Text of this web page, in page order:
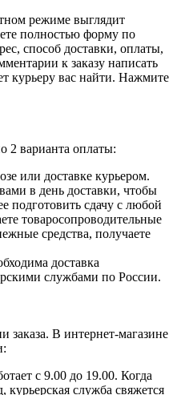
режиме выглядит
полностью форму по
способ доставки, оплаты,
к заказу написать
курьеру вас найти. Нажмите
2 варианта оплаты:
или доставке курьером.
в день доставки, чтобы
подготовить сдачу с любой
товаросопроводительные
средства, получаете
доставка
службами по России.
заказа. В интернет-магазине
с 9.00 до 19.00. Когда
курьерская служба свяжется